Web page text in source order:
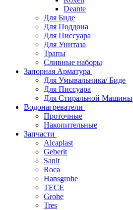
Deante
Для Биде
Для Поддона
Для Писсуара
Для Унитаза
Трапы
Сливные наборы
Запорная Арматура
Для Умывальника/ Биде
Для Писсуара
Для Стиральной Машины
Водонагреватели
Проточные
Накопительные
Запчасти
Alcaplast
Geberit
Sanit
Roca
Hansgrohe
TECE
Grohe
Tres